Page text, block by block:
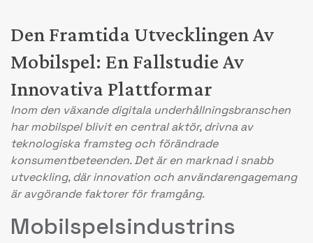
Den Framtida Utvecklingen Av
Mobilspel: En Fallstudie Av
Innovativa Plattformar
Inom den växande digitala underhållningsbranschen
har mobilspel blivit en central aktör, drivna av
teknologiska framsteg och förändrade
konsumentbeteenden. Det är en marknad i snabb
utveckling, där innovation och användarengagemang
är avgörande faktorer för framgång.
Mobilspelsindustrins